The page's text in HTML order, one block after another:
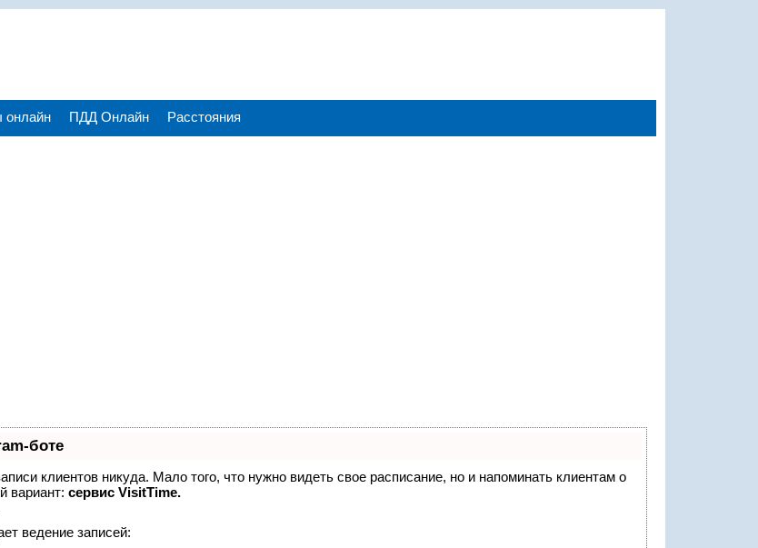
онлайн ПДД Онлайн Расстояния
боте
клиентов никуда. Мало того, что нужно видеть свое расписание, но и напоминать клиентам о
вариант: сервис VisitTime.
ведение записей: